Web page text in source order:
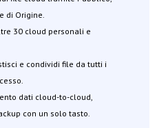
di Origine.
30 cloud personali e
e condividi file da tutti i
dati cloud-to-cloud,
con un solo tasto.